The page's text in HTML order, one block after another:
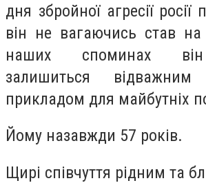
дня збройної агресії росії
він не вагаючись став на
наших споминах
залишиться
прикладом для майбутніх
Йому назавжди 57 років.
Щирі співчуття рідним та